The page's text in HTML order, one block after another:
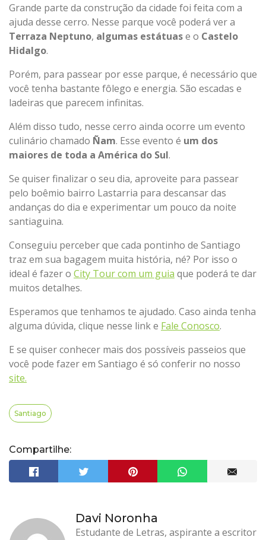
Grande parte da construção da cidade foi feita com a
ajuda desse cerro. Nesse parque você poderá ver a
Terraza Neptuno, algumas estátuase o Castelo
Hidalgo.
Porém, para passear por esse parque, é necessário que
você tenha bastante fôlego e energia. São escadas e
ladeiras que parecem infinitas.
Além disso tudo, nesse cerro ainda ocorre um evento
culinário chamado Ñam. Esse evento é um dos
maiores de toda a América do Sul.
Se quiser finalizar o seu dia, aproveite para passear
pelo boêmio bairro Lastarria para descansar das
andanças do dia e experimentar um pouco da noite
santiaguina.
Conseguiu perceber que cada pontinho de Santiago
traz em sua bagagem muita história, né? Por isso o
ideal é fazer o City Tour com um guia que poderá te dar
muitos detalhes.
Esperamos que tenhamos te ajudado. Caso ainda tenha
alguma dúvida, clique nesse link e Fale Conosco.
E se quiser conhecer mais dos possíveis passeios que
você pode fazer em Santiago é só conferir no nosso
site.
Santiago
Compartilhe:
Davi Noronha
Estudante de Letras, aspirante a escritor